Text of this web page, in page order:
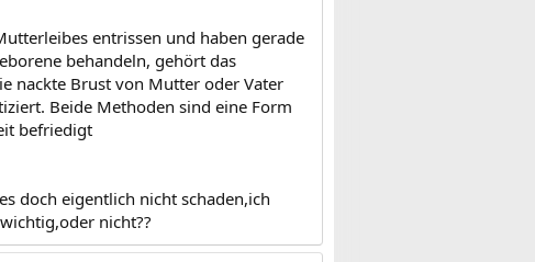
entrissen und haben gerade
behandeln, gehört das
nackte Brust von Mutter oder Vater
Beide Methoden sind eine Form
befriedigt
doch eigentlich nicht schaden,ich
nicht??